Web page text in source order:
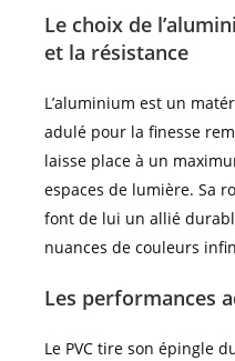
Le choix de
et la résistance
L’aluminium est un
adulé pour la finesse
laisse place à un
espaces de lumière. Sa
font de lui un allié
nuances de couleurs
Les performances
Le PVC tire son épingle